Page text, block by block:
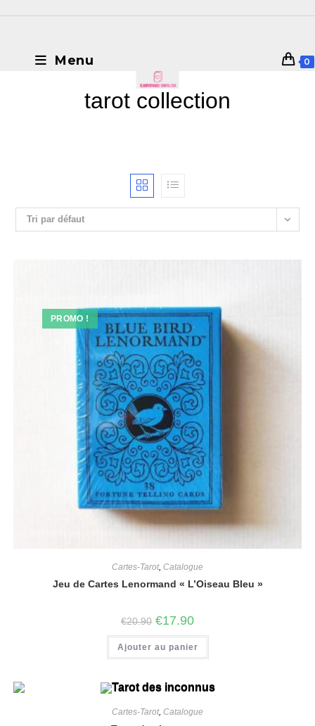
Menu 0
tarot collection
Tri par défaut
PROMO !
Cartes-Tarot, Catalogue
Jeu de Cartes Lenormand « L’Oiseau Bleu »
€20.90 €17.90
Ajouter au panier
Cartes-Tarot, Catalogue